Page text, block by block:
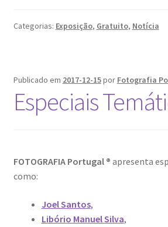
Flores em ponto Macro / Macro
FRAME.IT
Génesis
Mármore Preto / Black Marble
nós, os outros | we, the other
Passeio
Categorias: Exposição, Gratuito, Notícia
Publicado em 2017-12-15por Fotografia
Especiais
FOTOGRAFIA Portugal ® apresenta
como:
Joel Santos,
Libório Manuel Silva,